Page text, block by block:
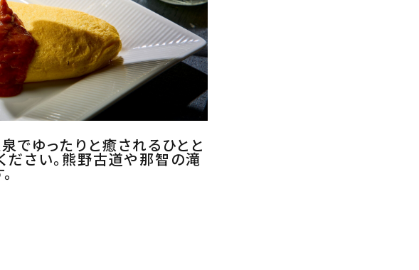
でゆったりと癒されるひとと
ださい。熊野古道や那智の滝